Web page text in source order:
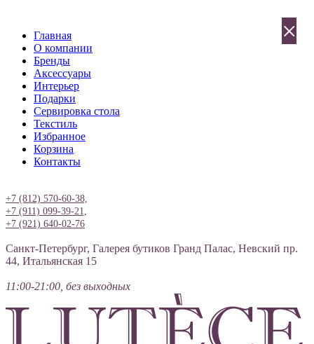
Главная
О компании
Бренды
Аксессуары
Интерьер
Подарки
Сервировка стола
Текстиль
Избранное
Корзина
Контакты
+7 (812) 570-60-38,
+7 (911) 099-39-21,
+7 (921) 640-02-76
Санкт-Петербург, Галерея бутиков Гранд Палас, Невский пр.
44, Итальянская 15
11:00-21:00, без выходных
×